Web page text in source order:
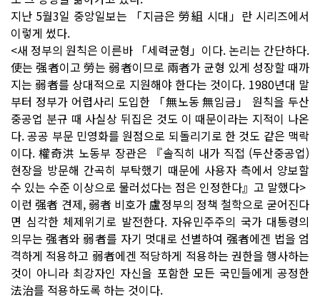
지난 5월3일 중앙일보는 「지금은 勞組 시대」란 시리즈에서
이렇게 썼다.
<새 정부의 원칙은 이른바 「세력균형」이다. 논리는 간단하다.
使는 强者이고 勞는 弱者이므로 兩者가 균형 있게 성장할 때까
지는 弱者를 상대적으로 지원해야 한다는 것이다. 1980년대 말
부터 정부가 어렵사리 도입한 「無노동 無임금」 원칙을 두산
중공업 분규 때 사실상 뒤집은 것도 이 때문이라는 지적이 나온
다. 공공 부문 민영화를 원점으로 되돌리기로 한 것도 같은 맥락
이다. 權奇洪 노동부 장관은 『솔직히 내가 직접 (두산중공업)
현장을 방문해 간곡히 부탁했기 때문에 사용자 측에서 양보할
수 있는 수준 이상으로 물러섰다는 점은 인정한다』고 말했다>
이런 强者 견제, 弱者 비호가 盧정부의 정책 철학으로 굳어진다
면 심각한 체제위기로 발전한다. 자유민주주의 국가 대통령의
의무는 强者와 弱者를 자기 멋대로 선별하여 强者에겐 법을 엄
격하게 적용하고 弱者에겐 적당하게 적용하는 권한을 행사하는
것이 아니라 최강자인 자신을 포함한 모든 국민들에게 공정한
法治를 적용하도록 하는 것이다.